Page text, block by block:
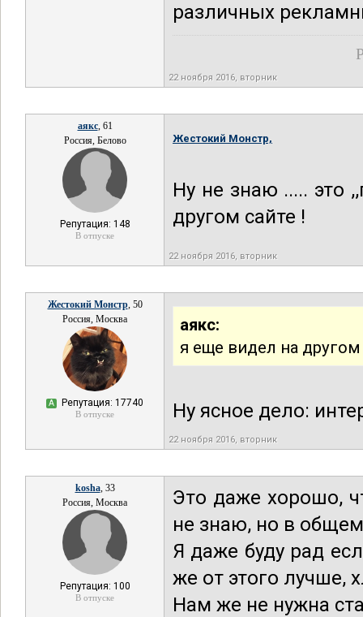
различных
22 ноября 2016, вторник
аякс, 61
Россия, Белово
Репутация: 148
В отпуске
Жестокий Монстр,
Ну не знаю ..... это
другом сайте !
22 ноября 2016, вторник
Жестокий Монстр, 50
Россия, Москва
А Репутация: 17740
В отпуске
аякс:
я еще видел на другом
Ну ясное дело:
22 ноября 2016, вторник
kosha, 33
Россия, Москва
Репутация: 100
В отпуске
Это даже хорошо,
не знаю, но в
Я даже буду рад
же от этого лучше,
Нам же не нужна